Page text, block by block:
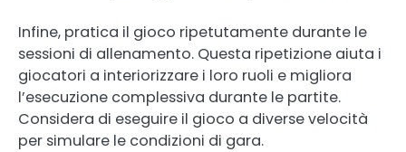
Infine, pratica il gioco ripetutamente durante le
sessioni di allenamento. Questa ripetizione aiuta i
giocatori a interiorizzare i loro ruoli e migliora
l’esecuzione complessiva durante le partite.
Considera di eseguire il gioco a diverse velocità
per simulare le condizioni di gara.